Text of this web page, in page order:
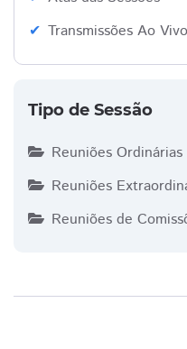
Transmissões Ao Vivo
Tipo de Sessão
Reuniões Ordinárias
Reuniões
Reuniões de